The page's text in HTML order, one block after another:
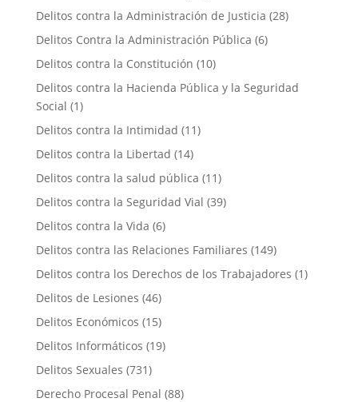
Delitos contra la Administración de Justicia (28)
Delitos Contra la Administración Pública (6)
Delitos contra la Constitución (10)
Delitos contra la Hacienda Pública y la Seguridad
Social (1)
Delitos contra la Intimidad (11)
Delitos contra la Libertad (14)
Delitos contra la salud pública (11)
Delitos contra la Seguridad Vial (39)
Delitos contra la Vida (6)
Delitos contra las Relaciones Familiares (149)
Delitos contra los Derechos de los Trabajadores (1)
Delitos de Lesiones (46)
Delitos Económicos (15)
Delitos Informáticos (19)
Delitos Sexuales (731)
Derecho Procesal Penal (88)